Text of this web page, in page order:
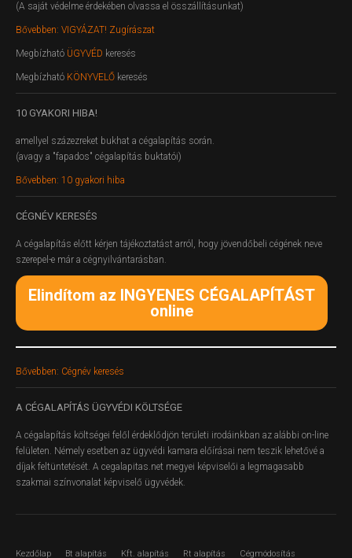
(A saját védelme érdekében olvassa el összállításunkat)
Bővebben: VIGYÁZAT! Zugírászat
Megbízható ÜGYVÉD keresés
Megbízható KÖNYVELŐ keresés
10 GYAKORI HIBA!
amellyel százezreket bukhat a cégalapítás során.
(avagy a "fapados" cégalapítás buktatói)
Bővebben: 10 gyakori hiba
CÉGNÉV KERESÉS
A cégalapítás előtt kérjen tájékoztatást arról, hogy jövendőbeli cégének neve
szerepel-e már a cégnyilvántarásban.
Elindítom az INGYENES CÉGALAPÍTÁST
online
Bővebben: Cégnév keresés
A CÉGALAPÍTÁS ÜGYVÉDI KÖLTSÉGE
A cégalapítás költségei felől érdeklődjön területi irodáinkban az alábbi on-line
felületen. Némely esetben az ügyvédi kamara előírásai nem teszik lehetővé a
díjak feltüntetését. A cegalapitas.net megyei képviselői a legmagasabb
szakmai színvonalat képviselő ügyvédek.
Kezdőlap Bt alapítás Kft. alapítás Rt alapítás Cégmódosítás